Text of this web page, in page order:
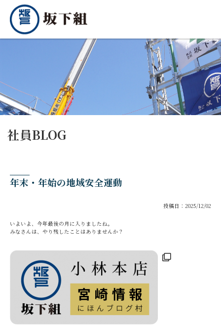
社員BLOG
年末・年始の地域安全運動
投稿日：2025/12/02
いよいよ、今年最後の月に入りましたね。
みなさんは、やり残したことはありませんか？